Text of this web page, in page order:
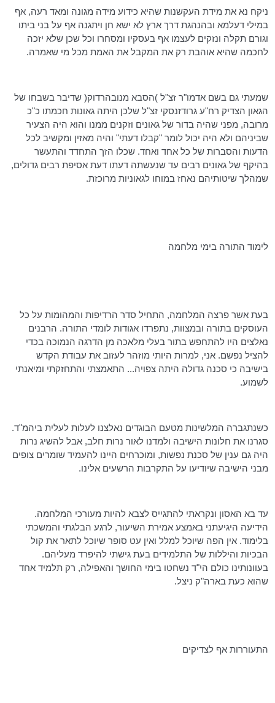
ניקח נא את מידת העקשנות שהיא כידוע מידה מגונה ומאד רעה, אף
במילי דעלמא ובהנהגת דרך ארץ לא ישא חן ויתגנה אף על בני ביתו
וגורם תקלה ונזקים לעצמו אף בעסקיו ומסחרו וכל שכן שלא יזכה
לחכמה שהיא אוהבת רק את המקבל את האמת מכל מי שאמרה.
שמעתי גם בשם אדמו"ר זצ"ל )הסבא מנובהרדוק( שדיבר בשבחו של
הגאון הצדיק רח"ע גרודזנסקי זצ"ל שלכן היתה גאונות חכמתו כ"כ
מרובה, מפני שהיה בדור של גאונים וזקנים ממנו והוא היה הצעיר
שביניהם ולא היה יכול לומר "קבלו דעתי" והיה מאזין ומקשיב לכל
הדעות והסברות של כל אחד ואחד. שכלו הזך התחדד והתעשר
בהיקף של גאונים רבים עד שנעשתה דעתו דעת אסיפת רבים גדולים,
שמהלך שיטותיהם נאחז במוחו לגאוניות מרוכזת.
לימוד התורה בימי מלחמה
בעת אשר פרצה המלחמה, התחיל סדר הרדיפות והמהומות על כל
העוסקים בתורה ובמצוות, נתפרדו אגודות לומדי התורה. הרבנים
נאלצים היו להתחפש בתור בעלי מלאכה מן הדרגה הנמוכה בכדי
להציל נפשם. אני, למרות היותי מוזהר לעזוב את עבודת הקדש
בישיבה כי סכנה גדולה היתה צפויה... התאמצתי והתחזקתי ומיאנתי
לשמוע.
כשנתגברה המלשינות מטעם הבוגדים נאלצנו לעלות לעלית ביהמ"ד.
סגרנו את חלונות הישיבה ולמדנו לאור נרות חלב, אבל להשיג נרות
היה גם ענין של סכנת נפשות, ומוכרחים היינו להעמיד שומרים צופים
מבני הישיבה שיודיעו על התקרבות הרשעים אלינו.
עד בא האסון ונקראתי להתגייס לצבא להיות מעורכי המלחמה.
הידיעה היגיעתני באמצע אמירת השיעור, לרגע הבלגתי והמשכתי
בלימוד. אין הפה שיוכל למלל ואין עט סופר שיוכל לתאר את קול
הבכיות והיללות של התלמידים בעת גישתי להיפרד מעליהם.
בעוונותינו כולם הי"ד נשחטו בימי החושך והאפילה, רק תלמיד אחד
שהוא כעת בארה"ק ניצל.
התעוררות אף לצדיקים